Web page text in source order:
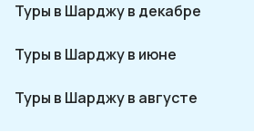
Туры в Шарджу в декабре
Туры в Шарджу в июне
Туры в Шарджу в августе